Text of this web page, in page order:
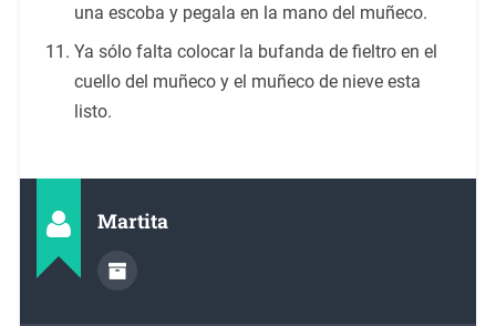
una escoba y pegala en la mano del muñeco.
Ya sólo falta colocar la bufanda de fieltro en el
cuello del muñeco y el muñeco de nieve esta
listo.
Martita